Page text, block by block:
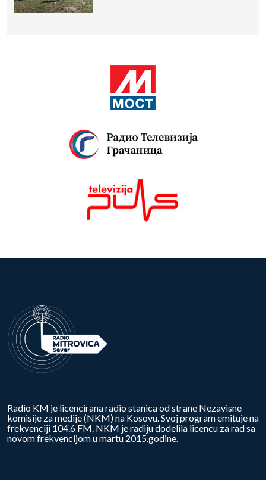
Radio KM je licencirana radio stanica od strane Nezavisne
komisije za medije (NKM) na Kosovu. Svoj program emituje na
frekvenciji 104.6 FM. NKM je radiju dodelila licencu za rad sa
novom frekvencijom u martu 2015.godine.